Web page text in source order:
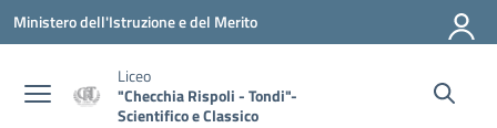
Vai ai contenuti
Vai al menu di navigazione
Vai al footer
Ministero dell'Istruzione e del Merito
Liceo
"Checchia Rispoli - Tondi"-
Scientifico e Classico